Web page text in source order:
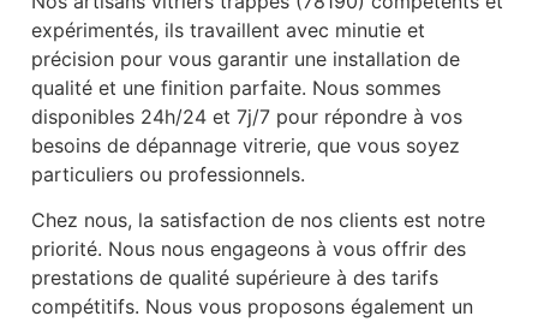
expérimentés, ils travaillent avec minutie et
précision pour vous garantir une installation de
qualité et une finition parfaite. Nous sommes
disponibles 24h/24 et 7j/7 pour répondre à vos
besoins de dépannage vitrerie, que vous soyez
particuliers ou professionnels.
Chez nous, la satisfaction de nos clients est notre
priorité. Nous nous engageons à vous offrir des
prestations de qualité supérieure à des tarifs
compétitifs. Nous vous proposons également un